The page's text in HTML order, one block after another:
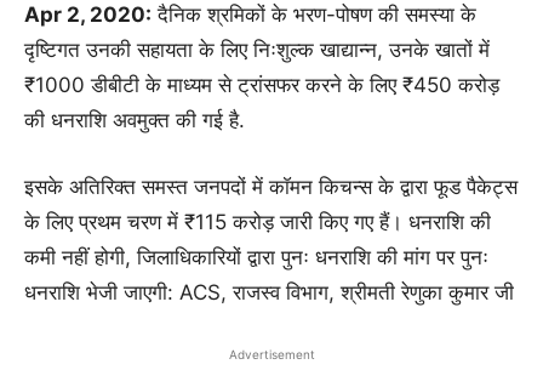
Apr 2, 2020: दैनिक श्रमिकों के भरण-पोषण की समस्या के
दृष्टिगत उनकी सहायता के लिए निःशुल्क खाद्यान्न, उनके खातों में
₹1000 डीबीटी के माध्यम से ट्रांसफर करने के लिए ₹450 करोड़
की धनराशि अवमुक्त की गई है.
इसके अतिरिक्त समस्त जनपदों में काॅमन किचन्स के द्वारा फूड पैकेट्स
के लिए प्रथम चरण में ₹115 करोड़ जारी किए गए हैं। धनराशि की
कमी नहीं होगी, जिलाधिकारियों द्वारा पुनः धनराशि की मांग पर पुनः
धनराशि भेजी जाएगी: ACS, राजस्व विभाग, श्रीमती रेणुका कुमार जी
Advertisement